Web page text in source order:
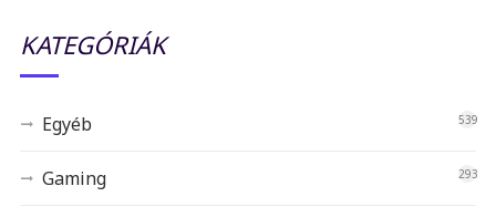
KATEGÓRIÁK
Egyéb 539
Gaming 293